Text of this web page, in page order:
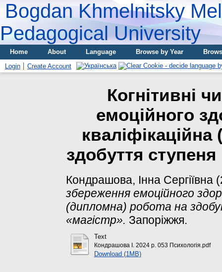
Bogdan Khmelnitsky
Pedagogical University
Home About Language Browse by Year
Login
Create Account
Когнітивні
емоційного
здобуття ступеня
Кондрашова, Інна Сергіївна
збереження емоційного
(дипломна) робота на
«магістр». Запоріжжя.
Text
Кондрашова І. 2024 р. 053 Психологія.pdf
Download (1MB)